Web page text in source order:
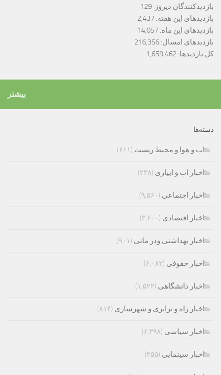
بازدیدکنندگان دیروز: 129
بازدیدهای این هفته: 2,437
بازدیدهای این ماه: 14,057
بازدیدهای امسال: 216,356
کل بازدیدها: 1,659,462
بیشتر
دسته‌ها
اب و هوا و محیط زیست (۶۱۱)
اخبار اب و ابیاری (۲۳۸)
اخبار اجتماعی (۹,۵۶۰)
اخبار اقتصادی (۳,۶۰۰)
اخبار بهداشتی ودر مانی (۹۰۱)
اخبار حقوقی (۶,۰۸۲)
اخبار دانشگاهی (۱,۵۲۲)
اخبار راه و ترابری و شهرسازی (۸۱۴)
اخبار سیاسی (۶,۳۹۸)
اخبار سینمایی (۲۵۵)